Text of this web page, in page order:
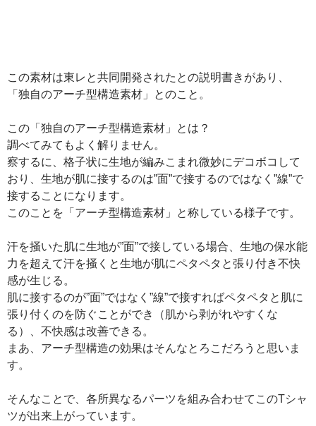
この素材は東レと共同開発されたとの説明書きがあり、
「独自のアーチ型構造素材」とのこと。
この「独自のアーチ型構造素材」とは？
調べてみてもよく解りません。
察するに、格子状に生地が編みこまれ微妙にデコボコして
おり、生地が肌に接するのは”面”で接するのではなく”線”で
接することになります。
このことを「アーチ型構造素材」と称している様子です。
汗を掻いた肌に生地が”面”で接している場合、生地の保水能
力を超えて汗を掻くと生地が肌にペタペタと張り付き不快
感が生じる。
肌に接するのが”面”ではなく”線”で接すればペタペタと肌に
張り付くのを防ぐことができ（肌から剥がれやすくな
る）、不快感は改善できる。
まあ、アーチ型構造の効果はそんなとろこだろうと思いま
す。
そんなことで、各所異なるパーツを組み合わせてこのTシャ
ツが出来上がっています。